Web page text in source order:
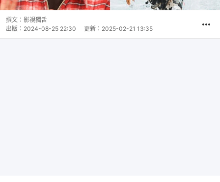
撰文： 影視獨舌
出版： 2024-08-25 22:30 更新： 2025-02-21 13:35